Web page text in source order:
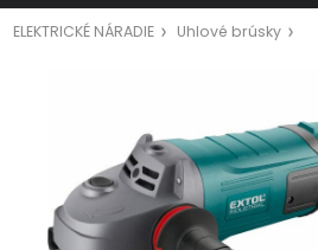
ELEKTRICKÉ NÁRADIE Uhlové brúsky